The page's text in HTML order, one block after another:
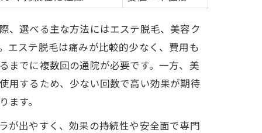
、選べる主な方法にはエステ脱毛、美容ク
エステ脱毛は痛みが比較的少なく、費用も
までに複数回の通院が必要です。一方、美
用するため、少ない回数で高い効果が期待
す。
が出やすく、効果の持続性や安全面で専門